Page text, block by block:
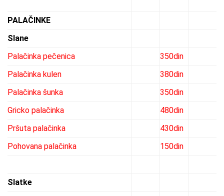
PALAČINKE
Slane
Palačinka pečenica
350din
Palačinka kulen
380din
Palačinka šunka
350din
Gricko palačinka
480din
Pršuta palačinka
430din
Pohovana palačinka
150din
Slatke